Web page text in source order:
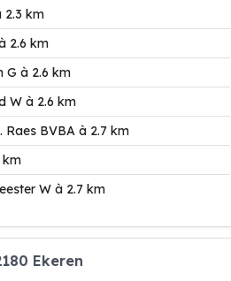
2.3 km
2.6 km
G à 2.6 km
W à 2.6 km
Raes BVBA à 2.7 km
km
W à 2.7 km
Ekeren